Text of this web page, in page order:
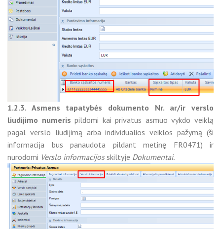
1.2.3. Asmens tapatybės dokumento Nr. ar/ir verslo
liudijimo numeris pildomi kai privatus asmuo vykdo veiklą
pagal verslo liudijimą arba individualios veiklos pažymą (ši
informacija bus panaudota pildant metinę FR0471) ir
nurodomi Verslo informacijosskiltyje Dokumentai.